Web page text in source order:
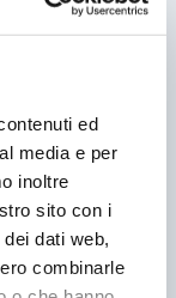
ed
media e per
inoltre
sito con i
dati web,
combinarle
& LEX CONVEGNO